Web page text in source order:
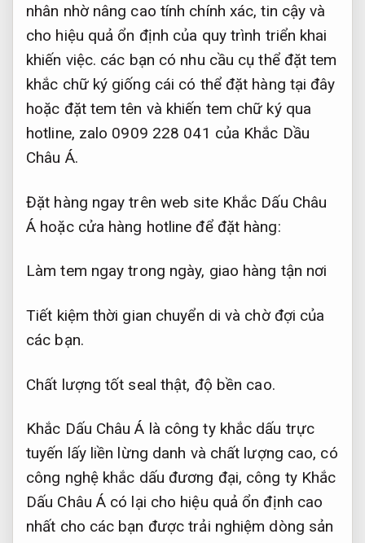
nhân nhờ nâng cao tính chính xác, tin cậy và
cho hiệu quả ổn định của quy trình triển khai
khiến việc. các bạn có nhu cầu cụ thể đặt tem
khắc chữ ký giống cái có thể đặt hàng tại đây
hoặc đặt tem tên và khiến tem chữ ký qua
hotline, zalo 0909 228 041 của Khắc Dầu
Châu Á.
Đặt hàng ngay trên web site Khắc Dấu Châu
Á hoặc cửa hàng hotline để đặt hàng:
Làm tem ngay trong ngày, giao hàng tận nơi
Tiết kiệm thời gian chuyển di và chờ đợi của
các bạn.
Chất lượng tốt seal thật, độ bền cao.
Khắc Dấu Châu Á là công ty khắc dấu trực
tuyến lấy liền lừng danh và chất lượng cao, có
công nghệ khắc dấu đương đại, công ty Khắc
Dấu Châu Á có lại cho hiệu quả ổn định cao
nhất cho các bạn được trải nghiệm dòng sản